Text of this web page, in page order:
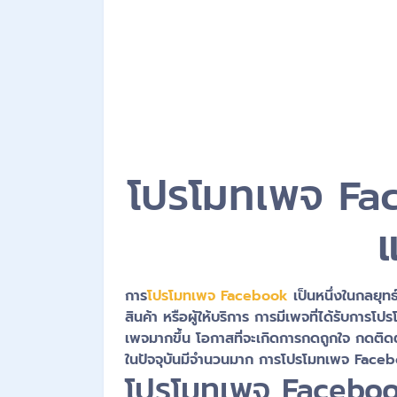
โปรโมทเพจ
การโปรโมทเพจ Facebook เป็นหนึ่งในกลยุท
สินค้า หรือผู้ให้บริการ การมีเพจที่ได้รับการโ
เพจมากขึ้น โอกาสที่จะเกิดการกดถูกใจ กด
ในปัจจุบันมีจำนวนมาก การโปรโมทเพจ